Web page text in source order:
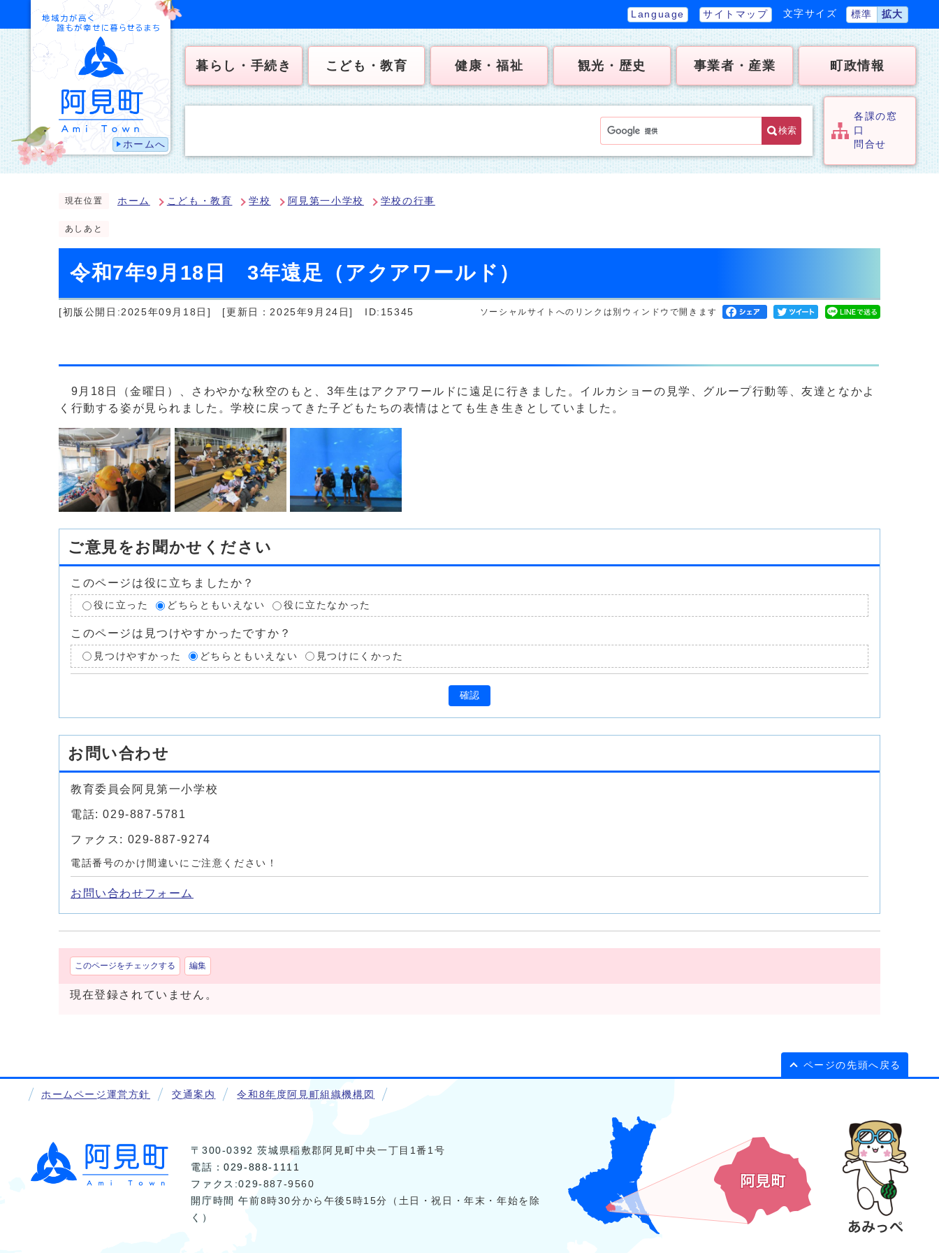
ホームへ
Language サイトマップ 文字サイズ 標準 拡大
暮らし・手続き こども・教育 健康・福祉 観光・歴史 事業者・産業 町政情報
検索
各課の窓
口
問合せ
現在位置 ホーム こども・教育 学校 阿見第一小学校 学校の行事
あしあと
令和7年9月18日 3年遠足（アクアワールド）
[初版公開日:2025年09月18日] [更新日：2025年9月24日] ID:15345 ソーシャルサイトへのリンクは別ウィンドウで開きます
9月18日（金曜日）、さわやかな秋空のもと、3年生はアクアワールドに遠足に行きました。イルカショーの見学、グループ行動等、友達となかよ
く行動する姿が見られました。学校に戻ってきた子どもたちの表情はとても生き生きとしていました。
ご意見をお聞かせください
このページは役に立ちましたか？
役に立った どちらともいえない 役に立たなかった
このページは見つけやすかったですか？
見つけやすかった どちらともいえない 見つけにくかった
確認
お問い合わせ
教育委員会阿見第一小学校
電話: 029-887-5781
ファクス: 029-887-9274
電話番号のかけ間違いにご注意ください！
お問い合わせフォーム
このページをチェックする 編集
現在登録されていません。
ページの先頭へ戻る
ホームページ運営方針 交通案内 令和8年度阿見町組織機構図
〒300-0392 茨城県稲敷郡阿見町中央一丁目1番1号
電話：029-888-1111
ファクス:029-887-9560
開庁時間 午前8時30分から午後5時15分（土日・祝日・年末・年始を除
く）